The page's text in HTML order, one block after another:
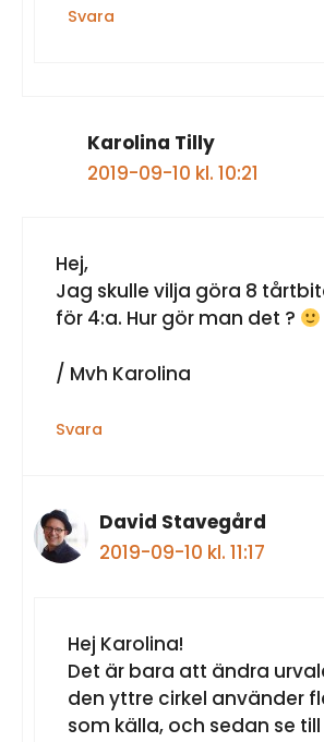
Svara
Karolina Tilly
2019-09-10 kl. 10:21
Hej,
Jag skulle vilja göra 8
för 4:a. Hur gör man det ?
/ Mvh Karolina
Svara
David Stavegård
2019-09-10 kl. 11:17
Hej Karolina!
Det är bara att ändra
den yttre cirkel använder
som källa, och sedan se till